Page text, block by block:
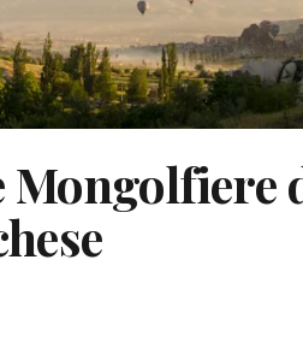
Mongolfiere